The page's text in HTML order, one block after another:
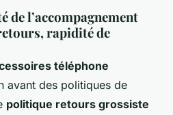
de l’accompagnement
rapidité de
téléphone
avant des politiques de
politique retours grossiste